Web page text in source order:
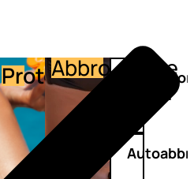
Protezione
Abbronzante
capelli